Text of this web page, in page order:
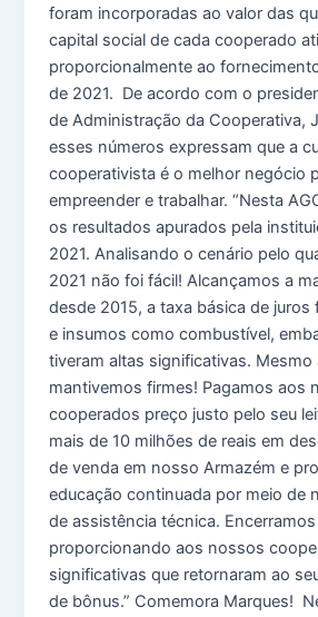
foram incorporadas ao valor das
capital social de cada cooperado
proporcionalmente ao
de 2021. De acordo com o
de Administração da Cooperativa,
esses números expressam que a
cooperativista é o melhor negócio
empreender e trabalhar. “Nesta
os resultados apurados pela
2021. Analisando o cenário pelo
2021 não foi fácil! Alcançamos a
desde 2015, a taxa básica de juros
e insumos como combustível,
tiveram altas significativas. Mesmo
mantivemos firmes! Pagamos aos
cooperados preço justo pelo seu
mais de 10 milhões de reais em
de venda em nosso Armazém e
educação continuada por meio de
de assistência técnica.
proporcionando aos nossos
significativas que retornaram ao
de bônus.” Comemora Marques!